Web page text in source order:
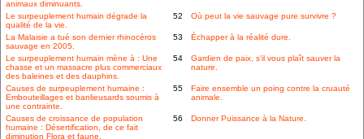
animaux diminuants.
Le surpeuplement humain dégrade la
qualité de la vie.
52 Où peut la vie sauvage pure survivre ?
La Malaisie a tué son dernier rhinocéros
sauvage en 2005.
53 Échapper à la réalité dure.
Le surpeuplement humain mène à : Une
chasse et un massacre plus commerciaux
des baleines et des dauphins.
54
Gardien de paix, s'il vous plaît sauver la
nature.
Causes de surpeuplement humaine :
Embouteillages et banlieusards soumis à
une contrainte.
55
Faire ensemble un poing contre la cruauté
animale.
Causes de croissance de population
humaine : Désertification, de ce fait
diminution Flora et faune.
56 Donner Puissance à la Nature.